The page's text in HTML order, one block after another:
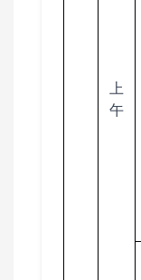
上
午